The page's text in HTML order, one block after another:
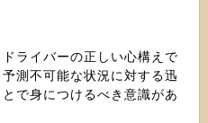
ライバーの正しい心構えで
測不可能な状況に対する迅
で身につけるべき意識があ